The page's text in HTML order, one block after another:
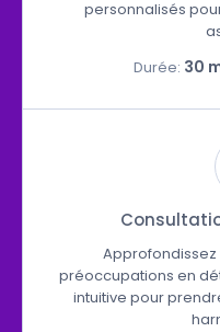
personnalisés
Durée: 30
Approfondissez
préoccupations en
intuitive pour